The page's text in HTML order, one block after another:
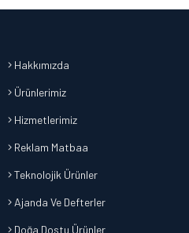
Hakkımızda
Ürünlerimiz
Hizmetlerimiz
Reklam Matbaa
Teknolojik Ürünler
Ajanda Ve Defterler
Doğa Dostu Ürünler